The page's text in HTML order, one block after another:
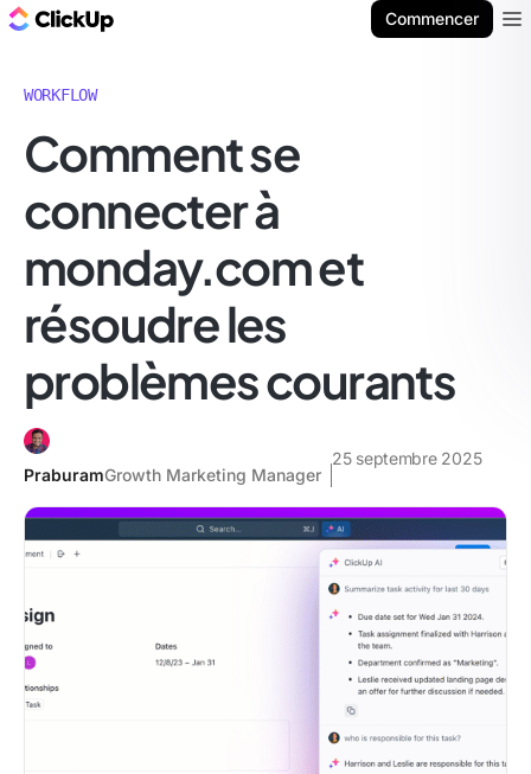
Commencer
WORKFLOW
Comment se
connecter à
monday.com et
résoudre les
problèmes courants
PraburamGrowth Marketing Manager
25 septembre 2025